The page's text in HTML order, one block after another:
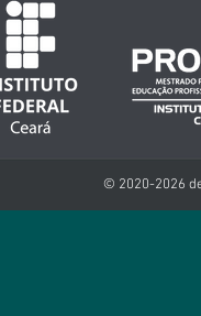
© 2020-2026